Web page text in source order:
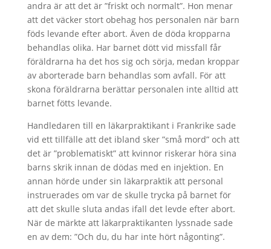
andra är att det är ”friskt och normalt”. Hon menar
att det väcker stort obehag hos personalen när barn
föds levande efter abort. Även de döda kropparna
behandlas olika. Har barnet dött vid missfall får
föräldrarna ha det hos sig och sörja, medan kroppar
av aborterade barn behandlas som avfall. För att
skona föräldrarna berättar personalen inte alltid att
barnet fötts levande.
Handledaren till en läkarpraktikant i Frankrike sade
vid ett tillfälle att det ibland sker ”små mord” och att
det är ”problematiskt” att kvinnor riskerar höra sina
barns skrik innan de dödas med en injektion. En
annan hörde under sin läkarpraktik att personal
instruerades om var de skulle trycka på barnet för
att det skulle sluta andas ifall det levde efter abort.
När de märkte att läkarpraktikanten lyssnade sade
en av dem: ”Och du, du har inte hört någonting”.